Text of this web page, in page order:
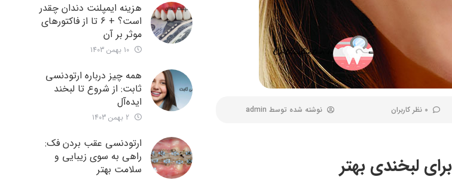
0 نظر کاربران نوشته شده توسط admin
هزینه ایمپلنت دندان چقدر
است؟ + ۶ تا از فاکتورهای
موثر بر آن
همه چیز درباره ارتودنسی
ثابت: از شروع تا لبخند
ایده‌آل
ارتودنسی عقب بردن فک:
راهی به سوی زیبایی و
سلامت بهتر